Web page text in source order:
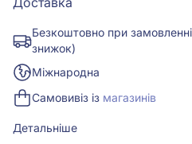
Безкоштовно при
знижок)
Міжнародна
Самовивіз із магазинів
Детальніше